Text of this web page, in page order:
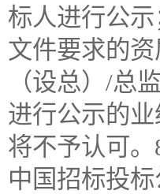
标人进行公
文件要求的
（设总）/总
进行公示的
将不予认可
中国招标投